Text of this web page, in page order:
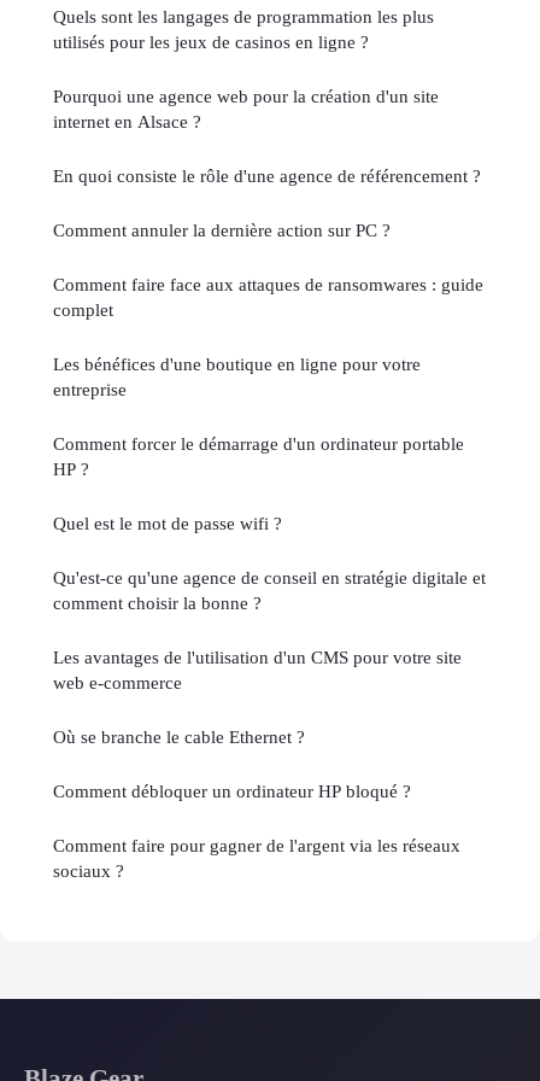
Quels sont les langages de programmation les plus
utilisés pour les jeux de casinos en ligne ?
Pourquoi une agence web pour la création d'un site
internet en Alsace ?
En quoi consiste le rôle d'une agence de référencement ?
Comment annuler la dernière action sur PC ?
Comment faire face aux attaques de ransomwares : guide
complet
Les bénéfices d'une boutique en ligne pour votre
entreprise
Comment forcer le démarrage d'un ordinateur portable
HP ?
Quel est le mot de passe wifi ?
Qu'est-ce qu'une agence de conseil en stratégie digitale et
comment choisir la bonne ?
Les avantages de l'utilisation d'un CMS pour votre site
web e-commerce
Où se branche le cable Ethernet ?
Comment débloquer un ordinateur HP bloqué ?
Comment faire pour gagner de l'argent via les réseaux
sociaux ?